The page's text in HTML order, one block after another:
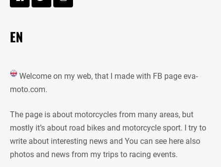
EN
Welcome on my web, that I made with FB page eva-
moto.com.
The page is about motorcycles from many areas, but
mostly it’s about road bikes and motorcycle sport. I try to
write about interesting news and You can see here also
photos and news from my trips to racing events.